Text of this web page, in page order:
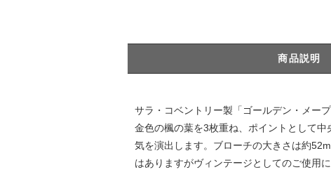
商品説明
サラ・コベントリー製「ゴールデン・メー
金色の楓の葉を3枚重ね、ポイントとして
気を演出します。ブローチの大きさは約
はありますがヴィンテージとしてのご使用